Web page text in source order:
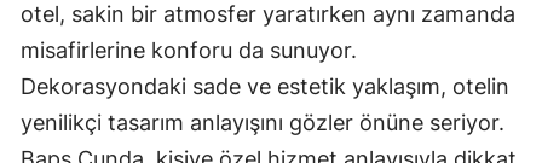
otel, sakin bir atmosfer yaratırken aynı zamanda
misafirlerine konforu da sunuyor.
Dekorasyondaki sade ve estetik yaklaşım, otelin
yenilikçi tasarım anlayışını gözler önüne seriyor.